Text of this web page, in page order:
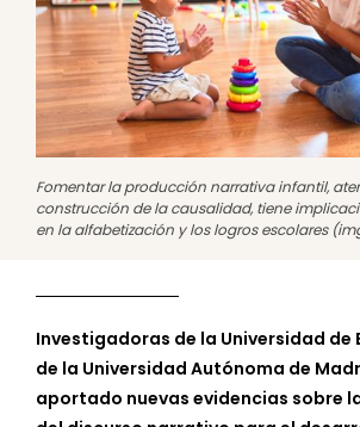
Fomentar la producción narrativa infantil,
construcción de la causalidad, tiene
en la alfabetización y los logros escolares
Investigadoras de la Universidad de
de la Universidad Autónoma de
aportado nuevas evidencias sobre